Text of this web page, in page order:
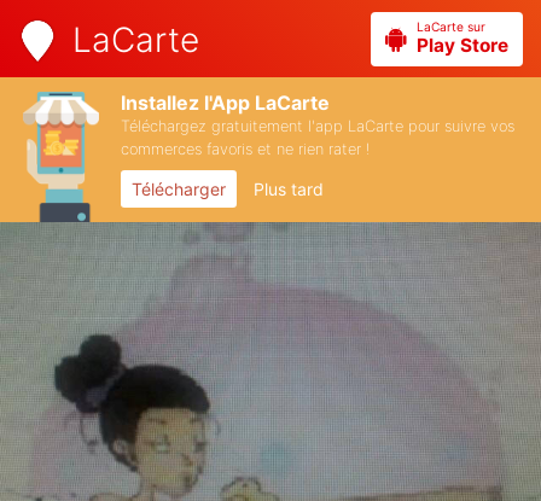
LaCarte LaCarte sur
Play Store
Installez l'App LaCarte
Téléchargez gratuitement l'app LaCarte pour suivre vos
commerces favoris et ne rien rater !
Télécharger Plus tard